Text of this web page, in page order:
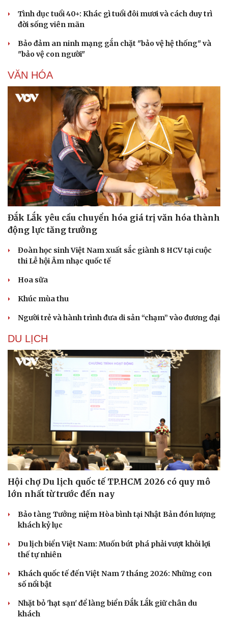
Văn hóa
Văn học
Âm nhạc
Di sản
Giải trí
Sao Việt
Tình dục tuổi 40+: Khác gì tuổi đôi mươi và cách duy trì
đời sống viên mãn
Bảo đảm an ninh mạng gắn chặt "bảo vệ hệ thống" và
"bảo vệ con người"
VĂN HÓA
Đắk Lắk yêu cầu chuyển hóa giá trị văn hóa thành
động lực tăng trưởng
Đoàn học sinh Việt Nam xuất sắc giành 8 HCV tại cuộc
thi Lễ hội Âm nhạc quốc tế
Hoa sữa
Khúc mùa thu
Người trẻ và hành trình đưa di sản “chạm” vào đương đại
DU LỊCH
Hội chợ Du lịch quốc tế TP.HCM 2026 có quy mô
lớn nhất từ trước đến nay
Bảo tàng Tưởng niệm Hòa bình tại Nhật Bản đón lượng
khách kỷ lục
Du lịch biển Việt Nam: Muốn bứt phá phải vượt khỏi lợi
thế tự nhiên
Khách quốc tế đến Việt Nam 7 tháng 2026: Những con
số nổi bật
Nhặt bỏ 'hạt sạn' để làng biển Đắk Lắk giữ chân du
khách